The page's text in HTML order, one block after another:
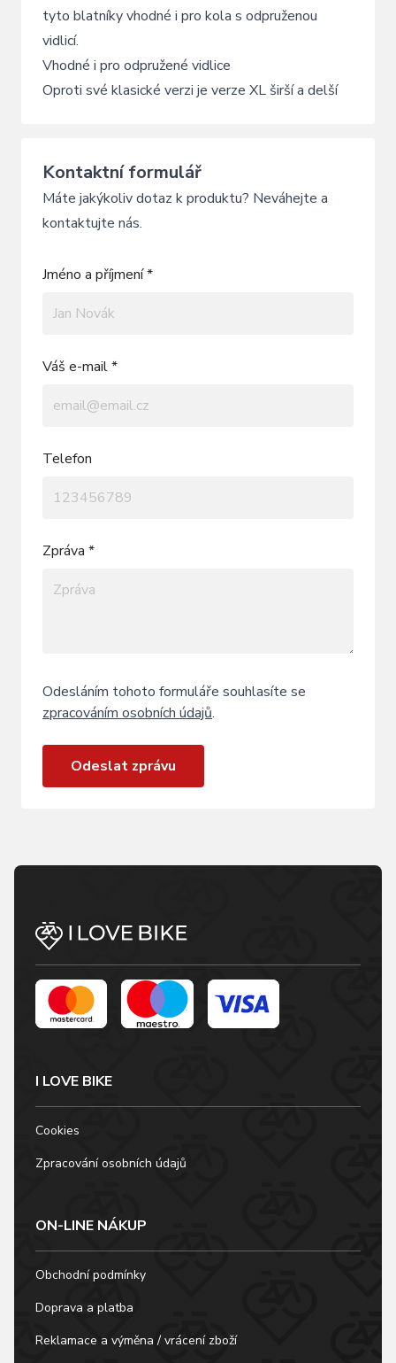
tyto blatníky vhodné i pro kola s odpruženou
vidlicí.
Vhodné i pro odpružené vidlice
Oproti své klasické verzi je verze XL širší a delší
Kontaktní formulář
Máte jakýkoliv dotaz k produktu? Neváhejte a
kontaktujte nás.
Jméno a příjmení *
Váš e-mail *
Telefon
Zpráva *
Odesláním tohoto formuláře souhlasíte se
zpracováním osobních údajů.
Odeslat zprávu
I LOVE BIKE
Cookies
Zpracování osobních údajů
ON-LINE NÁKUP
Obchodní podmínky
Doprava a platba
Reklamace a výměna / vrácení zboží